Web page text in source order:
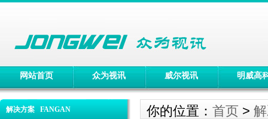
网站首页 众为视讯 威尔视讯 明威高
解决方案 FANGAN 你的位置： 首页 >